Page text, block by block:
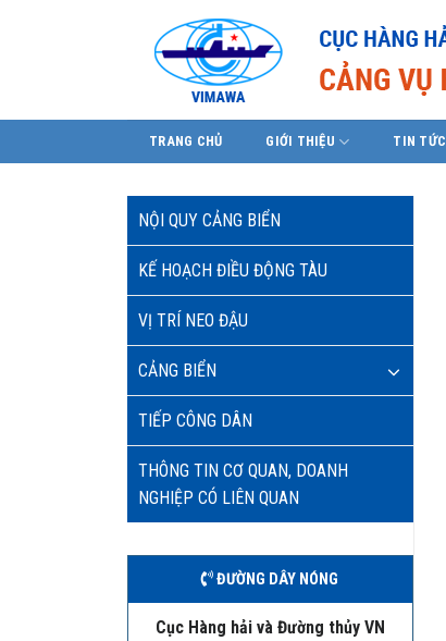
TRANG CHỦ GIỚI THIỆU TIN TỨC
NỘI QUY CẢNG BIỂN
KẾ HOẠCH ĐIỀU ĐỘNG TÀU
VỊ TRÍ NEO ĐẬU
CẢNG BIỂN
TIẾP CÔNG DÂN
THÔNG TIN CƠ QUAN, DOANH
NGHIỆP CÓ LIÊN QUAN
ĐƯỜNG DÂY NÓNG
Cục Hàng hải và Đường thủy VN